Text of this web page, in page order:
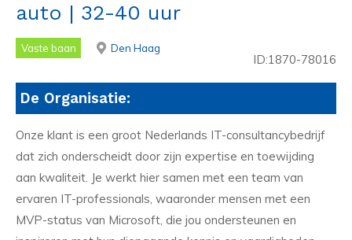
auto | 32-40 uur
Vaste baan Den Haag
ID:1870-78016
De Organisatie:
Onze klant is een groot Nederlands IT-consultancybedrijf
dat zich onderscheidt door zijn expertise en toewijding
aan kwaliteit. Je werkt hier samen met een team van
ervaren IT-professionals, waaronder mensen met een
MVP-status van Microsoft, die jou ondersteunen en